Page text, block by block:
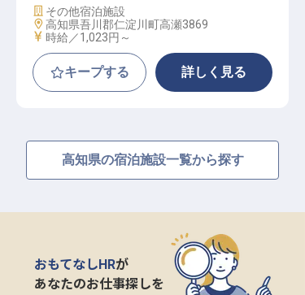
施設業態
その他宿泊施設
勤務地
高知県吾川郡仁淀川町高瀬3869
給与
時給／1,023円～
キープする 詳しく見る
高知県の宿泊施設一覧から探す
おもてなしHRが
あなたのお仕事探しを